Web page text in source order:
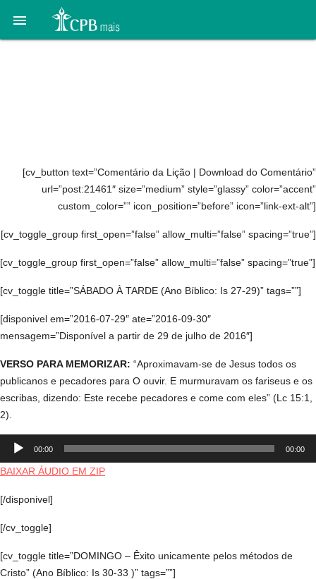

[cv_button text=”Comentário da Lição | Download do Comentário”
url=”post:21461″ size=”medium” style=”glassy” color=”accent”
custom_color=”” icon_position=”before” icon=”link-ext-alt”]
[cv_toggle_group first_open=”false” allow_multi=”false” spacing=”true”]
[cv_toggle_group first_open=”false” allow_multi=”false” spacing=”true”]
[cv_toggle title=”SÁBADO À TARDE (Ano Bíblico: Is 27-29)” tags=””]
[disponivel em=”2016-07-29″ ate=”2016-09-30″
mensagem=”Disponível a partir de 29 de julho de 2016″]
VERSO PARA MEMORIZAR: “Aproximavam-se de Jesus todos os
publicanos e pecadores para O ouvir. E murmuravam os fariseus e os
escribas, dizendo: Este recebe pecadores e come com eles” (Lc 15:1,
2).
Tocador
áudio
00:00 00:00
BAIXAR ÁUDIO EM ZIP
[/disponivel]
[/cv_toggle]
[cv_toggle title=”DOMINGO – Êxito unicamente pelos métodos de
Cristo” (Ano Bíblico: Is 30-33 )” tags=””]